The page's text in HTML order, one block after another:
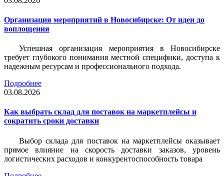
Организация мероприятий в Новосибирске: От идеи до
воплощения
Успешная организация мероприятия в Новосибирске
требует глубокого понимания местной специфики, доступа к
надежным ресурсам и профессионального подхода.
Подробнее
03.08.2026
Как выбрать склад для поставок на маркетплейсы и
сократить сроки доставки
Выбор склада для поставок на маркетплейсы оказывает
прямое влияние на скорость доставки заказов, уровень
логистических расходов и конкурентоспособность товара